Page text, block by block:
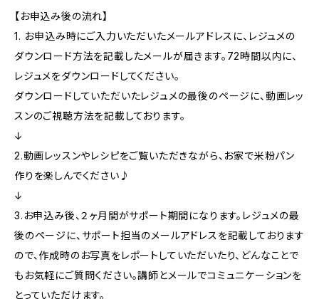
【お申込み後の流れ】
1. お申込み時にご入力いただいたメールアドレスに、レジュメの
ダウンロード方法を記載したメールが届きます。72時間以内に、
レジュメをダウンロードしてください。
ダウンロードしていただいたレジュメの最後のページに、動画レッ
スンのご視聴方法を記載しております。
↓
2.動画レッスンやレシピをご覧いただきながら、お家で米粉パン
作りを楽しんでください♪
↓
3.お申込み後、２ヶ月間がサポート期間になります。レジュメの最
後のページに、サポート担当のメールアドレスを記載しております
ので、作成時のお写真をレポートしていただいたり、どんなことで
もお気軽にご質問ください。講師とメールでコミュニケーションを
とっていただけます。